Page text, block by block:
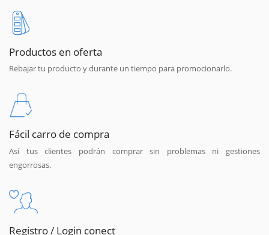
Productos en oferta
Rebajar tu producto y durante un tiempo para promocionarlo.
Fácil carro de compra
Así tus clientes podrán comprar sin problemas ni gestiones
engorrosas.
Registro / Login conect